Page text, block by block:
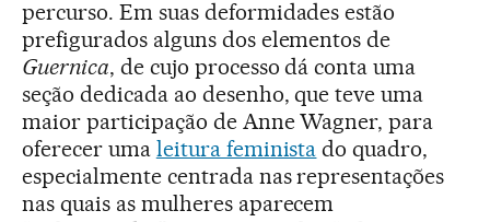
percurso. Em suas deformidades estão
prefigurados alguns dos elementos de
Guernica, de cujo processo dá conta uma
seção dedicada ao desenho, que teve uma
maior participação de Anne Wagner, para
oferecer uma leitura feminista do quadro,
especialmente centrada nas representações
nas quais as mulheres aparecem